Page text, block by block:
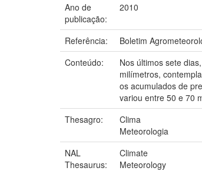
Ano de
publicação:
2010
Referência:
Boletim
Conteúdo:
Nos últimos sete
milímetros,
os acumulados de
variou entre 50 e 70
Thesagro:
Clima
Meteorologia
NAL
Thesaurus:
Climate
Meteorology